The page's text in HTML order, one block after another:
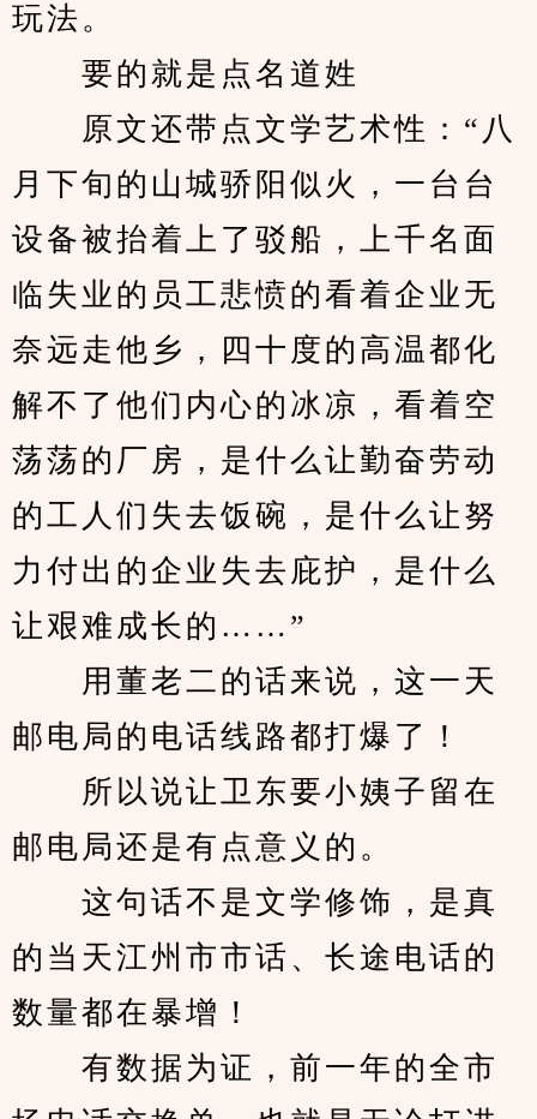
玩法。
要的就是点名道姓
原文还带点文学艺术性：“八
月下旬的山城骄阳似火，一台台
设备被抬着上了驳船，上千名面
临失业的员工悲愤的看着企业无
奈远走他乡，四十度的高温都化
解不了他们内心的冰凉，看着空
荡荡的厂房，是什么让勤奋劳动
的工人们失去饭碗，是什么让努
力付出的企业失去庇护，是什么
让艰难成长的……”
用董老二的话来说，这一天
邮电局的电话线路都打爆了！
所以说让卫东要小姨子留在
邮电局还是有点意义的。
这句话不是文学修饰，是真
的当天江州市市话、长途电话的
数量都在暴增！
有数据为证，前一年的全市